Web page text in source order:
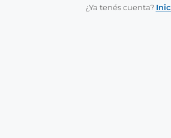
¿Ya tenés cuenta?